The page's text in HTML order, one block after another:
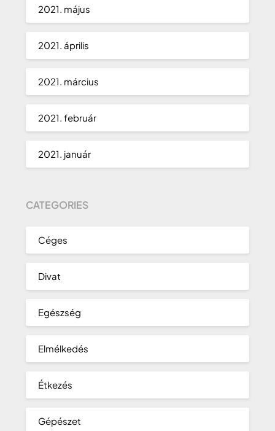
2021. május
2021. április
2021. március
2021. február
2021. január
CATEGORIES
Céges
Divat
Egészség
Elmélkedés
Étkezés
Gépészet